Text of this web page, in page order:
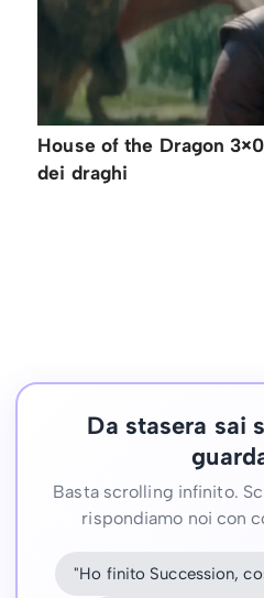
House of the Dragon
dei draghi
Da stasera sai
Basta scrolling infinito.
rispondiamo noi con
"Ho finito Succession,